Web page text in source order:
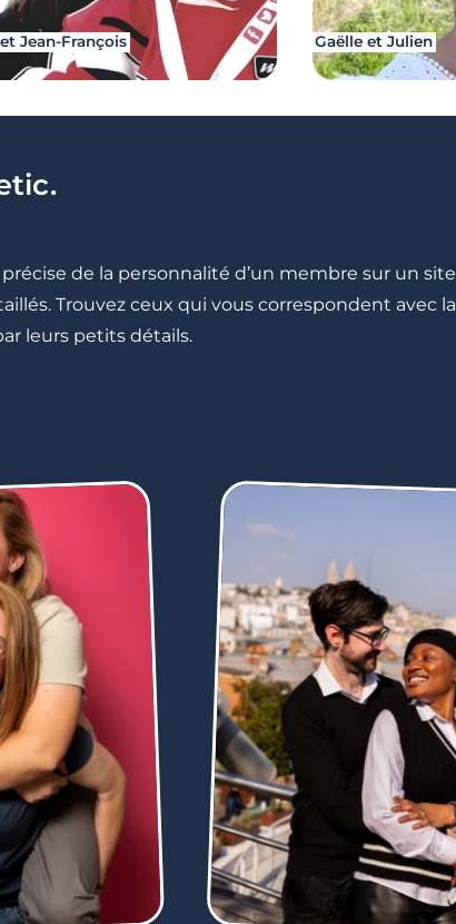
Jean-François Gaëlle et Julien
de la personnalité d’un membre sur un site
Trouvez ceux qui vous correspondent avec la
leurs petits détails.